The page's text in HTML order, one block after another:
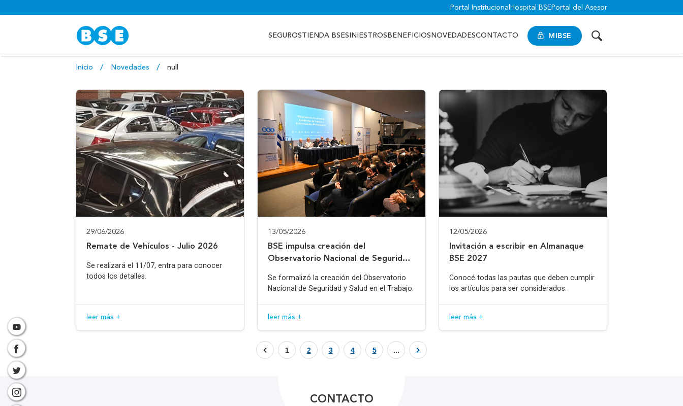
Portal Institucional Hospital BSE Portal del Asesor
MIBSE
SEGUROSTIENDA BSESINIESTROS BENEFICIOS NOVEDADESCONTACTO
Inicio Novedades null
29/06/2026
Remate de Vehículos - Julio 2026
Se realizará el 11/07, entra para conocer
todos los detalles.
leer más +
13/05/2026
BSE impulsa creación del
Observatorio Nacional de Seguridad
Se formalizó la creación del Observatorio
Nacional de Seguridad y Salud en el Trabajo.
leer más +
12/05/2026
Invitación a escribir en Almanaque
BSE 2027
Conocé todas las pautas que deben cumplir
los artículos para ser considerados.
leer más +
1 2 3 4 5 ...
CONTACTO